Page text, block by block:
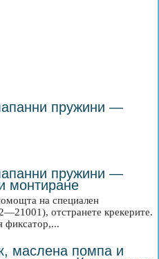
пружини —
пружини —
монтиране
на специален
отстранете крекерите.
фиксатор,...
маслена помпа и